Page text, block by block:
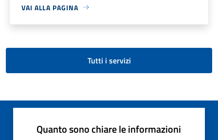
VAI ALLA PAGINA
Tutti i servizi
Quanto sono chiare le informazioni